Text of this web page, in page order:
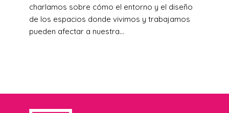
charlamos sobre cómo el entorno y el diseño
de los espacios donde vivimos y trabajamos
pueden afectar a nuestra...